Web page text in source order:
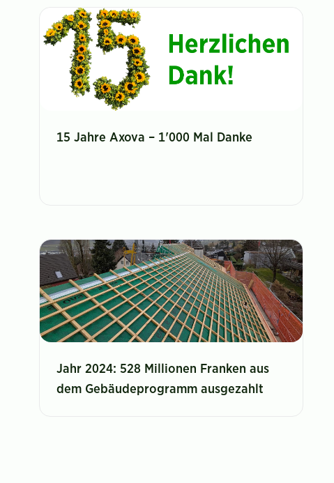
15 Jahre Axova – 1'000 Mal Danke
Jahr 2024: 528 Millionen Franken aus
dem Gebäudeprogramm ausgezahlt